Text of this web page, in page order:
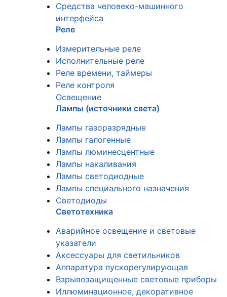
Средства человеко-машинного
интерфейса
Реле
Измерительные реле
Исполнительные реле
Реле времени, таймеры
Реле контроля
Освещение
Лампы (источники света)
Лампы газоразрядные
Лампы галогенные
Лампы люминесцентные
Лампы накаливания
Лампы светодиодные
Лампы специального назначения
Светодиоды
Светотехника
Аварийное освещение и световые
указатели
Аксессуары для светильников
Аппаратура пускорегулирующая
Взрывозащищенные световые приборы
Иллюминационное, декоративное